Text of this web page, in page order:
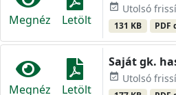
Megnéz Letölt
event_available Utolsó
131 KB PDF
Megnéz Letölt
Saját gk.
event_available Utolsó